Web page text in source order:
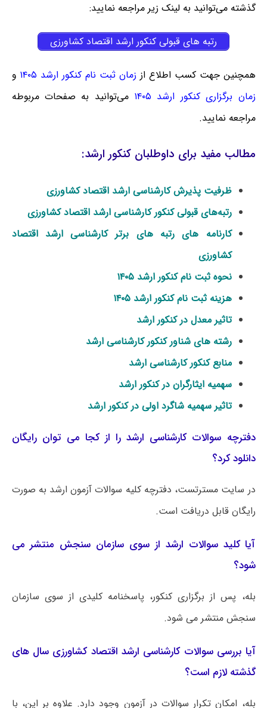
گذشته می‌توانید به لینک زیر مراجعه نمایید:
رتبه های قبولی کنکور ارشد اقتصاد کشاورزی
همچنین جهت کسب اطلاع از زمان ثبت نام کنکور ارشد ۱۴۰۵
و
زمان برگزاری کنکور ارشد ۱۴۰۵
می‌توانید به صفحات مربوطه
مراجعه نمایید.
مطالب مفید برای داوطلبان کنکور ارشد:
ظرفیت پذیرش کارشناسی ارشد اقتصاد کشاورزی
رتبه‌های قبولی کنکور کارشناسی ارشد اقتصاد کشاورزی
کارنامه های رتبه های برتر کارشناسی ارشد اقتصاد
کشاورزی
نحوه ثبت نام کنکور ارشد ۱۴۰۵
هزینه ثبت نام کنکور ارشد ۱۴۰۵
تاثیر معدل در کنکور ارشد
رشته های شناور کنکور کارشناسی ارشد
منابع کنکور کارشناسی ارشد
سهمیه ایثارگران در کنکور ارشد
تاثیر سهمیه شاگرد اولی در کنکور ارشد
دفترچه سوالات کارشناسی ارشد را از کجا می توان رایگان
دانلود کرد؟
در سایت مسترتست، دفترچه کلیه سوالات آزمون ارشد به صورت
رایگان قابل دریافت است.
آیا کلید سوالات ارشد از سوی سازمان سنجش منتشر می
شود؟
بله، پس از برگزاری کنکور، پاسخنامه کلیدی از سوی سازمان
سنجش منتشر می شود.
آیا بررسی سوالات کارشناسی ارشد اقتصاد کشاورزی سال های
گذشته لازم است؟
بله، امکان تکرار سوالات در آزمون وجود دارد. علاوه بر این، با